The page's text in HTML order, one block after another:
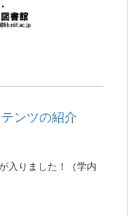
ンツの紹介
入りました！（学内